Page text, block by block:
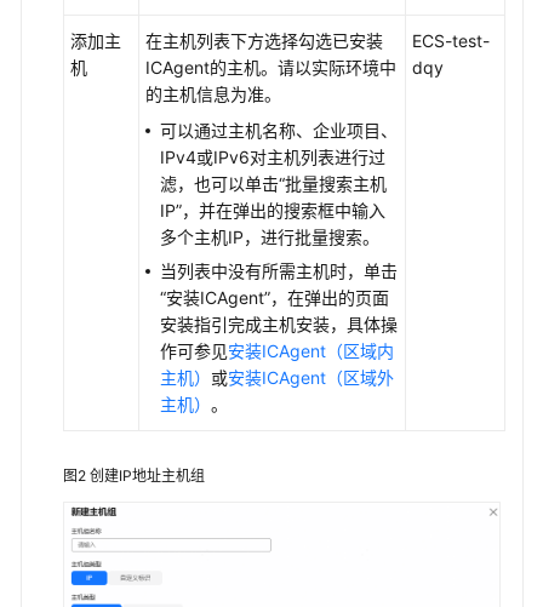
ICAgent
述
安
添加主
机
在主机列表下方选择勾选已安装
ICAgent的主机。请以实际环境中
的主机信息为准。
可以通过主机名称、企业项目、
IPv4或IPv6对主机列表进行过
滤，也可以单击“批量搜索主机
IP”，并在弹出的搜索框中输入
多个主机IP，进行批量搜索。
当列表中没有所需主机时，单击
“安装ICAgent”，在弹出的页面
安装指引完成主机安装，具体操
作可参见安装ICAgent（区域内
主机） 或安装ICAgent（区域外
主机） 。
ECS-test-
dqy
图2 创建IP地址主机组